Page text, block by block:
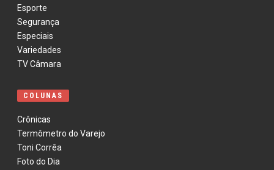
Esporte
Segurança
Especiais
Variedades
TV Câmara
COLUNAS
Crônicas
Termômetro do Varejo
Toni Corrêa
Foto do Dia